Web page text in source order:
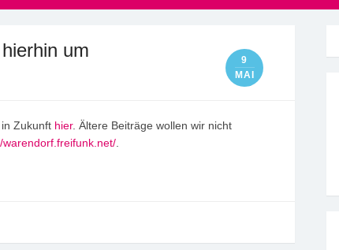
um
9
MAI
Zukunft hier. Ältere Beiträge wollen wir nicht
warendorf.freifunk.net/